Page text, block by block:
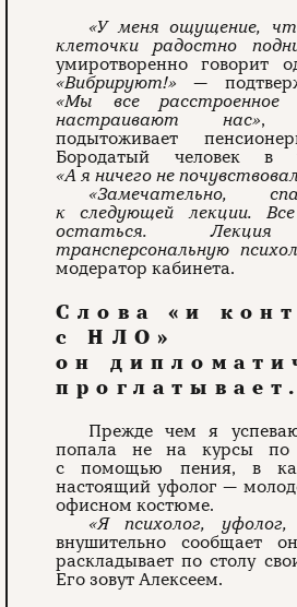
«У меня ощущение,
клеточки радостно
умиротворенно говорит
«Вибрируют!» —
«Мы все
настраивают нас»,
подытоживает
Бородатый человек в
«А я ничего не
«Замечательно,
к следующей лекции.
остаться.
трансперсональную
модератор кабинета.
Слова «и
с НЛО»
он
проглатывает.
Прежде чем я
попала не на курсы по
с помощью пения, в
настоящий уфолог —
офисном костюме.
«Я психолог, уфолог,
внушительно сообщает
раскладывает по столу
Его зовут Алексеем.